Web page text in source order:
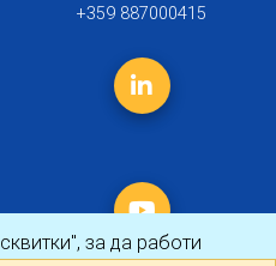
за да работи
+359 887000415